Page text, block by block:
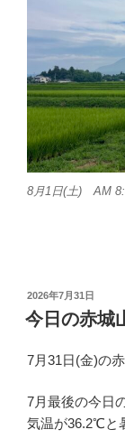
8月1日(土) AM
投
稿
日:
2026年7月31日
今日の赤城
7月31日(金)の赤
7月最後の今日
気温が36.2℃と